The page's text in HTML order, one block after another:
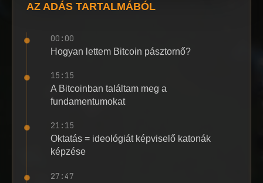
AZ ADÁS TARTALMÁBÓL
00:00
Hogyan lettem Bitcoin pásztornő?
15:15
A Bitcoinban találtam meg a
fundamentumokat
21:15
Oktatás = ideológiát képviselő katonák
képzése
27:47